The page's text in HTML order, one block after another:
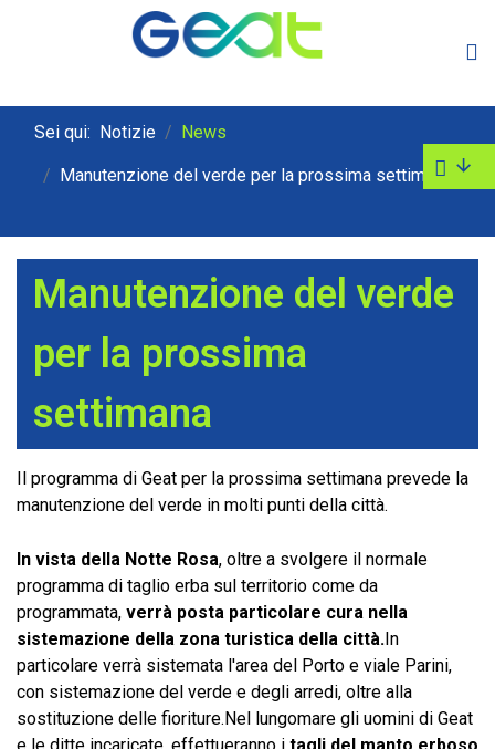
Sei qui: Notizie News
Manutenzione del verde per la prossima settimana
Manutenzione del verde
per la prossima
settimana
Il programma di Geat per la prossima settimana prevede la
manutenzione del verde in molti punti della città.
In vista della Notte Rosa, oltre a svolgere il normale
programma di taglio erba sul territorio come da
programmata, verrà posta particolare cura nella
sistemazione della zona turistica della città.In
particolare verrà sistemata l'area del Porto e viale Parini,
con sistemazione del verde e degli arredi, oltre alla
sostituzione delle fioriture.Nel lungomare gli uomini di Geat